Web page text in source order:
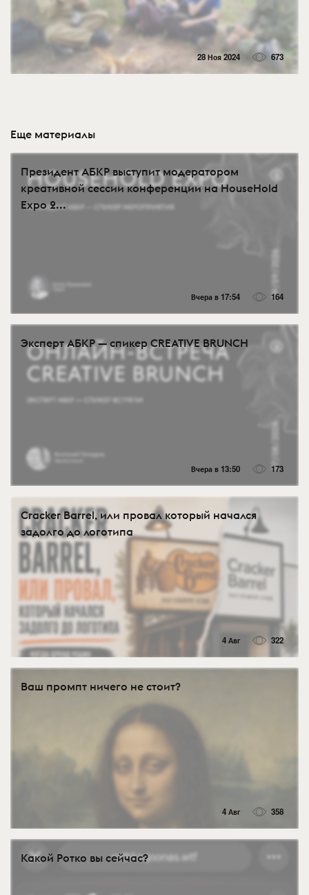
28 Ноя 2024 673
Еще материалы
Президент АБКР выступит модератором
креативной сессии конференции на HouseHold
Expo 2...
Вчера в 17:54 164
Эксперт АБКР — спикер CREATIVE BRUNCH
Вчера в 13:50 173
Cracker Barrel, или провал который начался
задолго до логотипа
4 Авг 322
Ваш промпт ничего не стоит?
4 Авг 358
Какой Ротко вы сейчас?